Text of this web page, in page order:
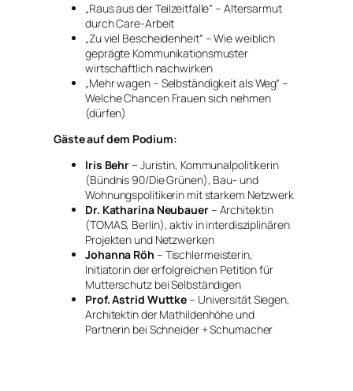
„Raus aus der Teilzeitfalle“ – Altersarmut
durch Care-Arbeit
„Zu viel Bescheidenheit“ – Wie weiblich
geprägte Kommunikationsmuster
wirtschaftlich nachwirken
„Mehr wagen – Selbständigkeit als Weg“ –
Welche Chancen Frauen sich nehmen
(dürfen)
Gäste auf dem Podium:
Iris Behr– Juristin, Kommunalpolitikerin
(Bündnis 90/Die Grünen), Bau- und
Wohnungspolitikerin mit starkem Netzwerk
Dr. Katharina Neubauer– Architektin
(TOMAS, Berlin), aktiv in interdisziplinären
Projekten und Netzwerken
Johanna Röh – Tischlermeisterin,
Initiatorin der erfolgreichen Petition für
Mutterschutz bei Selbständigen
Prof. Astrid Wuttke– Universität Siegen,
Architektin der Mathildenhöhe und
Partnerin bei Schneider + Schumacher